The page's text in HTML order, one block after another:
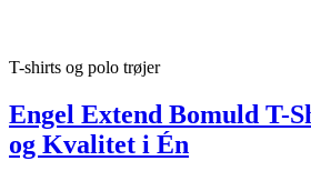
T-shirts og polo trøjer
Engel Extend Bomuld T-
og Kvalitet i Én